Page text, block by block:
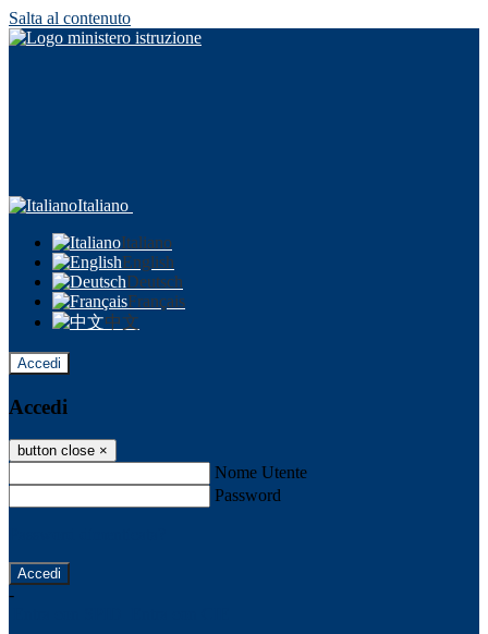
Salta al contenuto
Italiano
Italiano
English
Deutsch
Français
中文
Accedi
Accedi
button close ×
Nome Utente
Password
-